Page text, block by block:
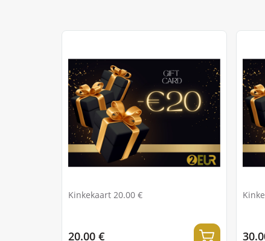
Kinkekaart 20.00 €
20.00 €